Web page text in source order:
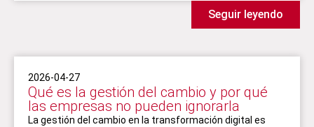
Seguir leyendo
2026-04-27
Qué es la gestión del cambio y por qué
las empresas no pueden ignorarla
La gestión del cambio en la transformación digital es